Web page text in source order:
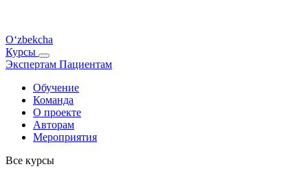
O‘zbekcha
Курсы
Экспертам Пациентам
Обучение
Команда
О проекте
Авторам
Мероприятия
Все курсы